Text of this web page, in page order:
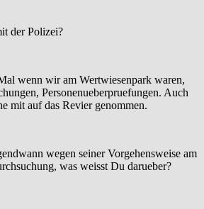
der Polizei?
wenn wir am Wertwiesenpark waren,
Personenueberpruefungen. Auch
mit auf das Revier genommen.
wegen seiner Vorgehensweise am
was weisst Du darueber?